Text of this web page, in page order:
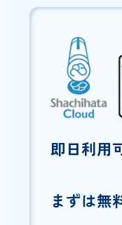
即日利用
まずは無